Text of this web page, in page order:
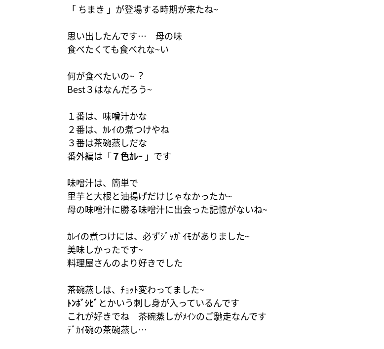
「 ちまき 」が登場する時期が来たね~
思い出したんです… 母の味
食べたくても食べれな~い
何が食べたいの~︖
Best３はなんだろう~
１番は、味噌汁かな
２番は、ｶﾚｲの煮つけやね
３番は茶碗蒸しだな
番外編は「７色ｶﾚｰ 」です
味噌汁は、簡単で
里芋と大根と油揚げだけじゃなかったか~
母の味噌汁に勝る味噌汁に出会った記憶がないね~
ｶﾚｲの煮つけには、必ずｼﾞｬｶﾞｲﾓがありました~
美味しかったです~
料理屋さんのより好きでした
茶碗蒸しは、ﾁｮｯﾄ変わってました~
ﾄﾝﾎﾞｼﾋﾞ とかいう刺し身が入っているんです
これが好きでね 茶碗蒸しがﾒｲﾝのご馳走なんです
ﾃﾞｶｲ碗の茶碗蒸し…